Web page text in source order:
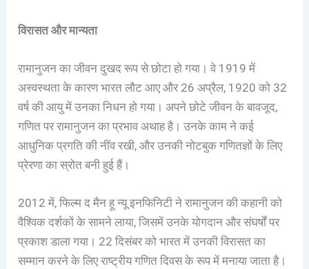
विरासत और मान्यता
रामानुजन का जीवन दुखद रूप से छोटा हो गया। वे 1919 में
अस्वस्थता के कारण भारत लौट आए और 26 अप्रैल, 1920 को 32
वर्ष की आयु में उनका निधन हो गया। अपने छोटे जीवन के बावजूद,
गणित पर रामानुजन का प्रभाव अथाह है। उनके काम ने कई
आधुनिक प्रगति की नींव रखी, और उनकी नोटबुक गणितज्ञों के लिए
प्रेरणा का स्रोत बनी हुई हैं।
2012 में, फिल्म द मैन हू न्यू इनफिनिटी ने रामानुजन की कहानी को
वैश्विक दर्शकों के सामने लाया, जिसमें उनके योगदान और संघर्षों पर
प्रकाश डाला गया। 22 दिसंबर को भारत में उनकी विरासत का
सम्मान करने के लिए राष्ट्रीय गणित दिवस के रूप में मनाया जाता है।